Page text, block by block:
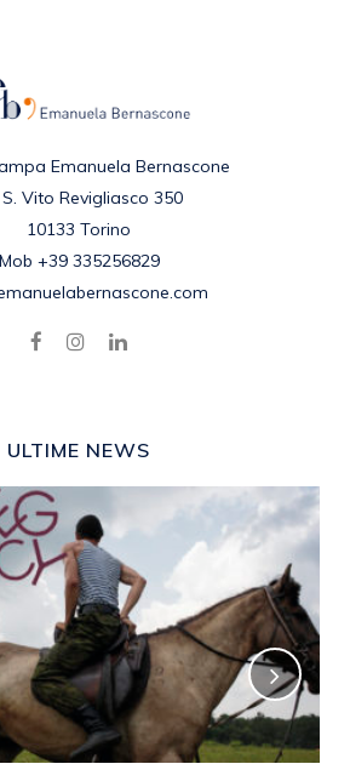
Emanuela Bernascone
Vito Revigliasco 350
10133 Torino
Mob +39 335256829
ULTIME NEWS